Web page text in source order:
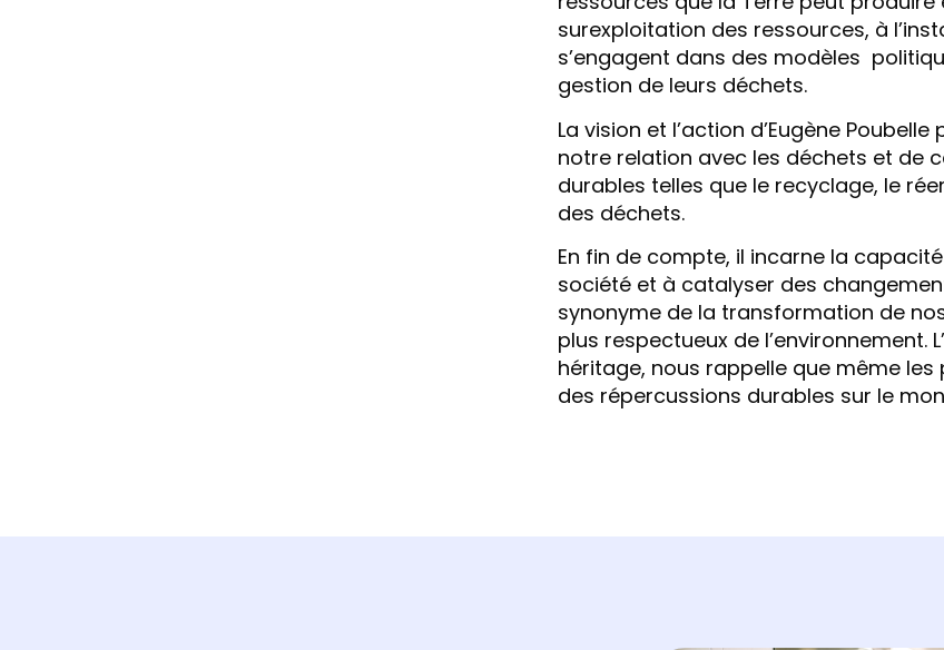
surexploitation des ressources, à
s’engagent dans des modèles
gestion de leurs déchets.
La vision et l’action d’Eugène
notre relation avec les déchets et de
durables telles que le recyclage, le
des déchets.
En fin de compte, il incarne la
société et à catalyser des
synonyme de la transformation de
plus respectueux de l’environnement.
héritage, nous rappelle que même
des répercussions durables sur le